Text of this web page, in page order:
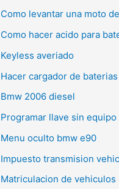
Como levantar una moto
Como hacer acido para
Keyless averiado
Hacer cargador de
Bmw 2006 diesel
Programar llave sin equipo
Menu oculto bmw e90
Impuesto transmision
Matriculacion de vehiculos